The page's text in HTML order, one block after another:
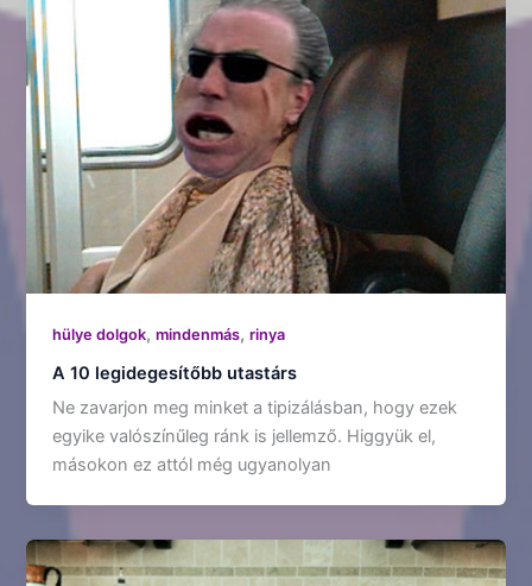
hülye dolgok,mindenmás,rinya
A 10 legidegesítőbb utastárs
Ne zavarjon meg minket a tipizálásban, hogy ezek
egyike valószínűleg ránk is jellemző. Higgyük el,
másokon ez attól még ugyanolyan